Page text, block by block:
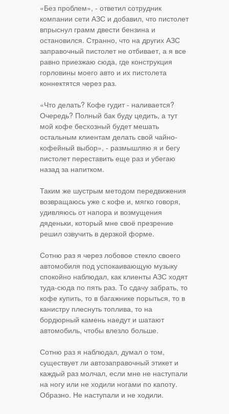
«Без проблем», - ответил сотрудник
компании сети АЗС и добавил, что пистолет
впрыснул грамм двести бензина и
остановился. Странно, что на других АЗС
заправочный пистолет не отбивает, а я все
равно приезжаю сюда, где конструкция
горловины моего авто и их пистолета
коннектятся через раз.
«Что делать? Кофе гудит - наливается?
Очередь? Полный бак буду цедить, а тут
мой кофе бесхозный будет мешать
остальным клиентам делать свой чайно-
кофейный выбор», - размышляю я и бегу
пистолет переставить еще раз и убегаю
назад за напитком.
Таким же шустрым методом передвижения
возвращаюсь уже с кофе и, мягко говоря,
удивляюсь от напора и возмущения
дяденьки, который мне своё презрение
решил озвучить в дерзкой форме.
Сотню раз я через лобовое стекло своего
автомобиля под успокаивающую музыку
спокойно наблюдал, как клиенты АЗС ходят
туда-сюда по пять раз. То сдачу забрать, то
кофе купить, то в багажнике порыться, то в
канистру плеснуть топлива, то на
бордюрный камень наедут и шатают
автомобиль, чтобы влезло больше.
Сотню раз я наблюдал, думал о том,
существует ли автозаправочный этикет и
каждый раз молчал, если мне не наступали
на ногу или не ходили ногами по капоту.
Образно. Не наступали и не ходили.